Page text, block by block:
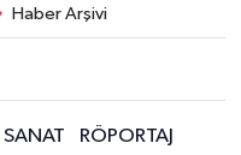
Haber Arşivi
SANAT
RÖPORTAJ